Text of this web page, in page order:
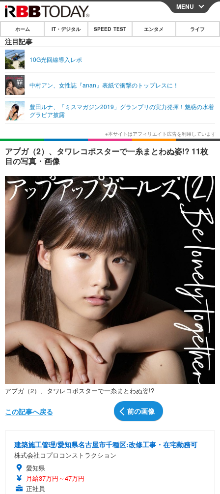
CLOSE
ホーム
IT・デジタル
ショッピング その他
SPEED TEST
エンタメ
エンタメTOP
韓国・芸能
音楽 スポーツ
ショッピング その他
ライフ
ライフTOP グルメ
ペット ショッピング
その他
リリース一覧
プッシュ通知の停止方法
MENU
ホーム IT・デジタル SPEED TEST エンタメ ライフ
注目記事
10G光回線導入レポ
中村アン、女性誌『anan』表紙で衝撃のトップレスに！
豊田ルナ、「ミスマガジン2019」グランプリの実力発揮！魅惑の水着
グラビア披露
アプガ（2）、タワレコポスターで一糸まとわぬ姿!? 11枚
目の写真・画像
アプガ（2）、タワレコポスターで一糸まとわぬ姿!?
前の画像
この記事へ戻る
建築施工管理/愛知県名古屋市千種区:改修工事・在宅勤務可
株式会社コプロコンストラクション
愛知県
月給37万円～47万円
正社員